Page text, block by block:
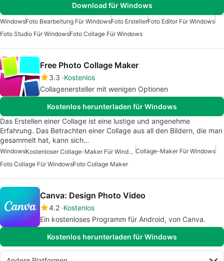
Download für Windows
WindowsFoto Bearbeitung Für WindowsFoto ErstellerFoto Editor Für Windows
Foto Studio Für WindowsFoto Collage Für Windows
Free Photo Collage Maker
3.3 Kostenlos
Collagenersteller mit wenigen Optionen
Kostenlos herunterladen für Windows
Das Erstellen einer Collage ist eine lustige und angenehme
Erfahrung. Das Betrachten einer Collage aus all den Bildern, die man
gesammelt hat, kann sich…
Windows Kostenloser Collage-Maker Für Windows Collage-Maker Für Windows
Foto Collage Für WindowsFoto Collage Maker
Canva: Design Photo Video
4.2 Kostenlos
Ein kostenloses Programm für Android, von Canva.
Kostenlos herunterladen für Windows